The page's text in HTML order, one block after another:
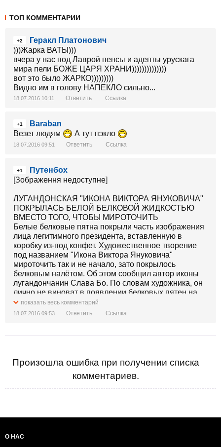
ТОП КОММЕНТАРИИ
+2
Геракл Платонович
)))Жарка ВАТЫ)))
вчера у нас под Лаврой пенсы и адепты урускага
мира пели БОЖЕ ЦАРЯ ХРАНИ))))))))))))))
вот это было ЖАРКО)))))))))
Видно им в голову НАПЕКЛО сильно...
18.07.2016 10:11 Ответить Ссылка
+1
Baraban
Везет людям
А тут пэкло
18.07.2016 09:51 Ответить Ссылка
+1
Путенбох
[Зображення недоступне]
ЛУГАНДОНСКАЯ "ИКОНА ВИКТОРА ЯНУКОВИЧА"
ПОКРЫЛАСЬ БЕЛОЙ БЕЛКОВОЙ ЖИДКОСТЬЮ
ВМЕСТО ТОГО, ЧТОБЫ МИРОТОЧИТЬ
Белые белковые пятна покрыли часть изображения
лица легитимного президента, вставленную в
коробку из-под конфет. Художественное творение
под названием "Икона Виктора Януковича"
мироточить так и не начало, зато покрылось
белковым налётом. Об этом сообщил автор иконы
лугандончанин Слава Бо. По словам художника, он
лично не виноват в появлении белковых пятен на
образе легитимного президента
показать весь комментарий
18.07.2016 09:53 Ответить Ссылка
Произошла ошибка при получении списка
комментариев.
О НАС